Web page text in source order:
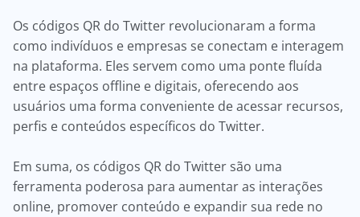
Os códigos QR do Twitter revolucionaram a forma
como indivíduos e empresas se conectam e interagem
na plataforma. Eles servem como uma ponte fluída
entre espaços offline e digitais, oferecendo aos
usuários uma forma conveniente de acessar recursos,
perfis e conteúdos específicos do Twitter.
Em suma, os códigos QR do Twitter são uma
ferramenta poderosa para aumentar as interações
online, promover conteúdo e expandir sua rede no